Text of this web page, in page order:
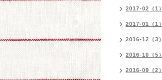
2017-02（1）
2017-01（1）
2016-12（3）
2016-10（5）
2016-09（2）